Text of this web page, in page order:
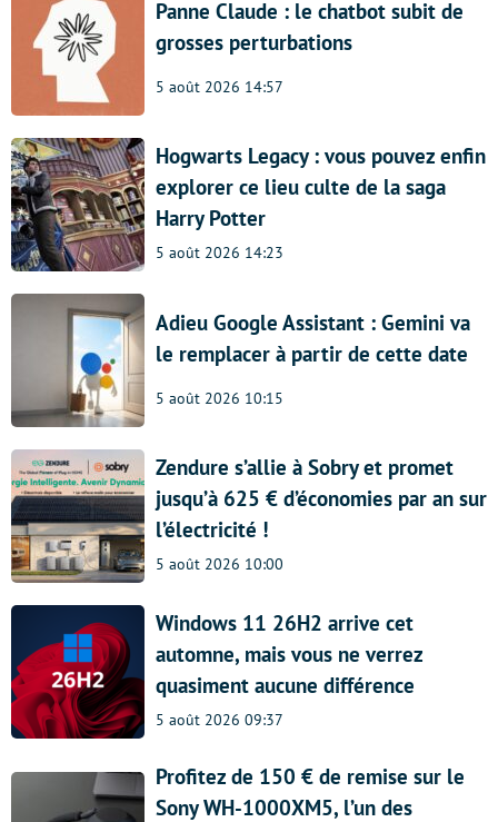
Panne Claude : le chatbot subit de
grosses perturbations
5 août 2026 14:57
Hogwarts Legacy : vous pouvez enfin
explorer ce lieu culte de la saga
Harry Potter
5 août 2026 14:23
Adieu Google Assistant : Gemini va
le remplacer à partir de cette date
5 août 2026 10:15
Zendure s’allie à Sobry et promet
jusqu’à 625 € d’économies par an sur
l’électricité !
5 août 2026 10:00
Windows 11 26H2 arrive cet
automne, mais vous ne verrez
quasiment aucune différence
5 août 2026 09:37
Profitez de 150 € de remise sur le
Sony WH-1000XM5, l’un des